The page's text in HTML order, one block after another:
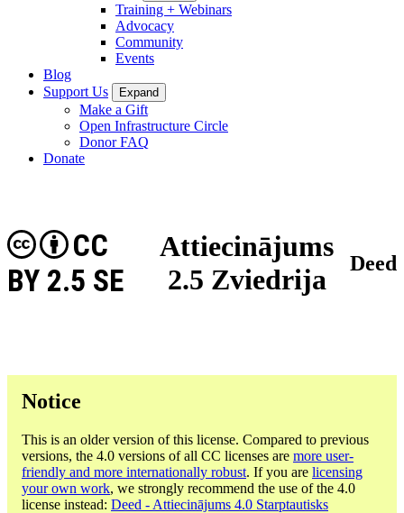
Training + Webinars
Advocacy
Community
Events
Blog
Support Us
Expand
Make a Gift
Open Infrastructure Circle
Donor FAQ
Donate
Attiecinājums
2.5 Zviedrija
CC
BY 2.5 SE
Deed
Notice
This is an older version of this license. Compared to previous
versions, the 4.0 versions of all CC licenses are more user-
friendly and more internationally robust. If you are licensing
your own work, we strongly recommend the use of the 4.0
license instead: Deed - Attiecinājums 4.0 Starptautisks